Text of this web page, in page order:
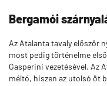
Bergamói
Az Atalanta tavaly először
most pedig történelme
Gasperini vezetésével. Az
méltó, hiszen az utolsó öt